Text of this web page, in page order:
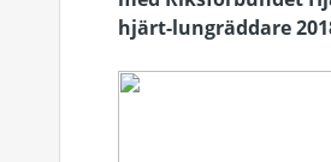
hjärt-lungräddare